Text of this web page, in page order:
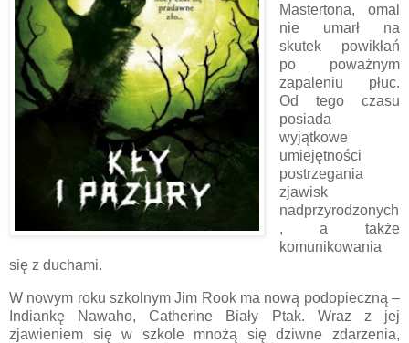
Mastertona, omal
nie umarł na
skutek powikłań
po poważnym
zapaleniu płuc.
Od tego czasu
posiada
wyjątkowe
umiejętności
postrzegania
zjawisk
nadprzyrodzonych
, a także
komunikowania
się z duchami.
W nowym roku szkolnym Jim Rook ma nową podopieczną –
Indiankę Nawaho, Catherine Biały Ptak. Wraz z jej
zjawieniem się w szkole mnożą się dziwne zdarzenia,